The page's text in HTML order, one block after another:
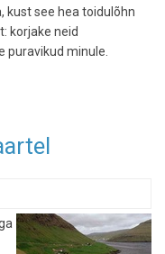
kust see hea toidulõhn
korjake neid
puravikud minule.